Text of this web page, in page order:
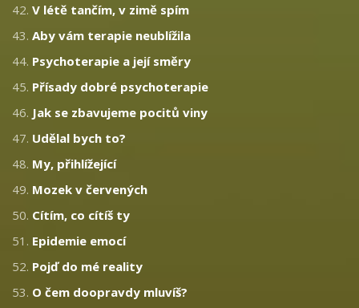
42. V létě tančím, v zimě spím
43. Aby vám terapie neublížila
44. Psychoterapie a její směry
45. Přísady dobré psychoterapie
46. Jak se zbavujeme pocitů viny
47. Udělal bych to?
48. My, přihlížející
49. Mozek v červených
50. Cítím, co cítíš ty
51. Epidemie emocí
52. Pojď do mé reality
53. O čem doopravdy mluvíš?